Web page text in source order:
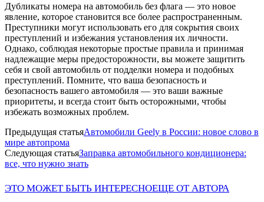
Дубликаты номера на автомобиль без флага — это новое
явление, которое становится все более распространенным.
Преступники могут использовать его для сокрытия своих
преступлений и избежания установления их личности.
Однако, соблюдая некоторые простые правила и принимая
надлежащие меры предосторожности, вы можете защитить
себя и свой автомобиль от подделки номера и подобных
преступлений. Помните, что ваша безопасность и
безопасность вашего автомобиля — это ваши важные
приоритеты, и всегда стоит быть осторожными, чтобы
избежать возможных проблем.
Предыдущая статьяАвтомобили Geely в России: новое слово в
мире автопрома
Следующая статьяЗаправка автомобильного кондиционера:
все, что нужно знать
ЭТО МОЖЕТ БЫТЬ ИНТЕРЕСНОЕЩЕ ОТ АВТОРА